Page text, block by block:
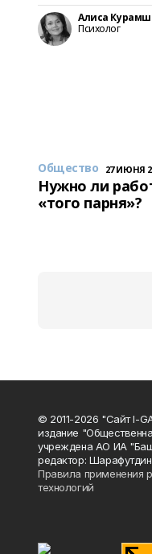
Алиса
Психолог
Общество 27 ИЮНЯ
Нужно ли
«того парня»?
© 2011-2026 "Сайт I-
издание
учреждена АО ИА
редактор:
Правила применения
технологий